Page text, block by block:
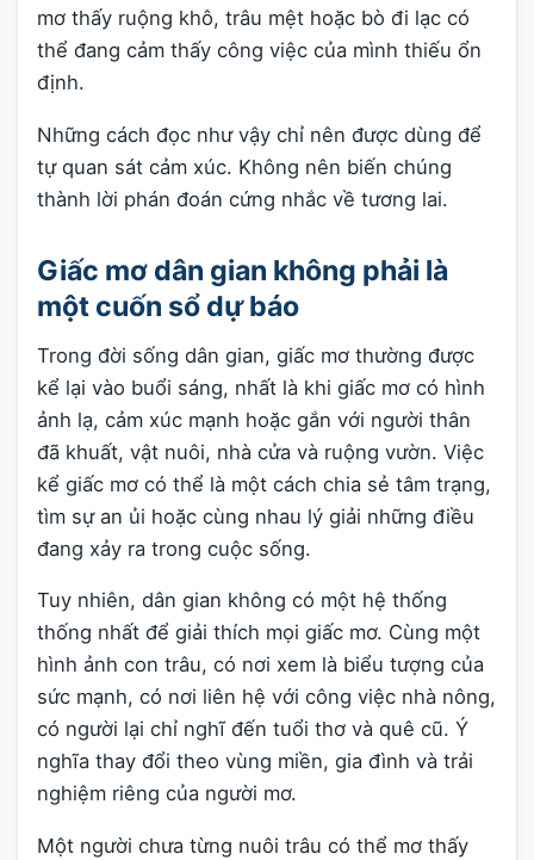
mơ thấy ruộng khô, trâu mệt hoặc bò đi lạc có
thể đang cảm thấy công việc của mình thiếu ổn
định.
Những cách đọc như vậy chỉ nên được dùng để
tự quan sát cảm xúc. Không nên biến chúng
thành lời phán đoán cứng nhắc về tương lai.
Giấc mơ dân gian không phải là
một cuốn sổ dự báo
Trong đời sống dân gian, giấc mơ thường được
kể lại vào buổi sáng, nhất là khi giấc mơ có hình
ảnh lạ, cảm xúc mạnh hoặc gắn với người thân
đã khuất, vật nuôi, nhà cửa và ruộng vườn. Việc
kể giấc mơ có thể là một cách chia sẻ tâm trạng,
tìm sự an ủi hoặc cùng nhau lý giải những điều
đang xảy ra trong cuộc sống.
Tuy nhiên, dân gian không có một hệ thống
thống nhất để giải thích mọi giấc mơ. Cùng một
hình ảnh con trâu, có nơi xem là biểu tượng của
sức mạnh, có nơi liên hệ với công việc nhà nông,
có người lại chỉ nghĩ đến tuổi thơ và quê cũ. Ý
nghĩa thay đổi theo vùng miền, gia đình và trải
nghiệm riêng của người mơ.
Một người chưa từng nuôi trâu có thể mơ thấy